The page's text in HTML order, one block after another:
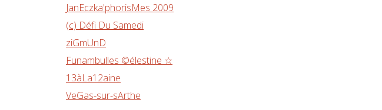
JanEczka'phorisMes 2009
(c) Défi Du Samedi
ziGmUnD
Funambulles ©élestine ☆
13àLa12aine
VeGas-sur-sArthe